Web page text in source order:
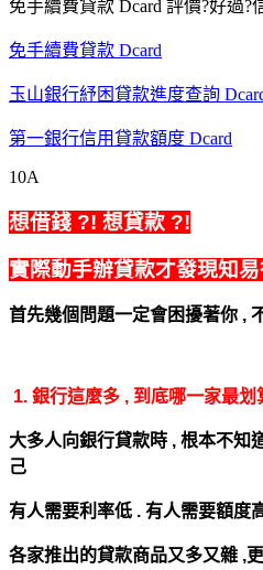
免手續費貸款 Dcard 評價?好過?
免手續費貸款 Dcard
玉山銀行紓困貸款進度查詢
第一銀行信用貸款額度 Dcard
10A
想借錢 ?! 想貸款 ?!
實際動手辦貸款才發現知
首先幾個問題一定會困擾著你 ,
1. 銀行這麼多 , 到底哪一家最划
大多人向銀行貸款時 , 根本不知
己
有人需要利率低 . 有人需要額度
各家推出的貸款商品又多又雜 ,